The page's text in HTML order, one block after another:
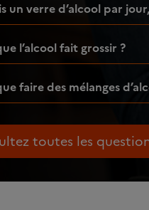
un verre d’alcool par
l’alcool fait grossir ?
faire des mélanges
toutes les